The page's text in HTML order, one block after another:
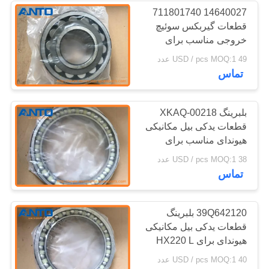
بلبرینگ بیل مکانیکی
338
پمپ هیدرولیک بیل
524
14640027 711801740
قطعات گیربکس سوئیچ
خروجی مناسب برای
EC200D EC210C
EC220D
49 USD / pcs MOQ:1 عدد
تماس
بلبرینگ XKAQ-00218
قطعات یدکی بیل مکانیکی
هیوندای مناسب برای
R110-7A R140LC-7
R160LC7
38 USD / pcs MOQ:1 عدد
تماس
39Q642120 بلبرینگ
قطعات یدکی بیل مکانیکی
هیوندای برای HX220 L
HX235 LCR R210LC-7A
40 USD / pcs MOQ:1 عدد